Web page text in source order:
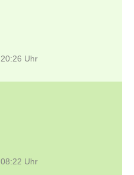
20:26 Uhr
08:22 Uhr